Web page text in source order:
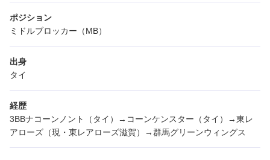
ポジション
ミドルブロッカー（MB）
出身
タイ
経歴
3BBナコーンノント（タイ）→コーンケンスター（タイ）→東レ
アローズ（現・東レアローズ滋賀）→群馬グリーンウィングス